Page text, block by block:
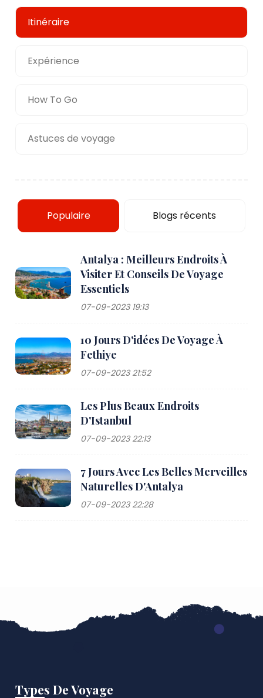
Itinéraire
Expérience
How To Go
Astuces de voyage
Populaire Blogs récents
Antalya : Meilleurs Endroits À
Visiter Et Conseils De Voyage
Essentiels
07-09-2023 19:13
10 Jours D'idées De Voyage À
Fethiye
07-09-2023 21:52
Les Plus Beaux Endroits
D'Istanbul
07-09-2023 22:13
7 Jours Avec Les Belles Merveilles
Naturelles D'Antalya
07-09-2023 22:28
Types De Voyage